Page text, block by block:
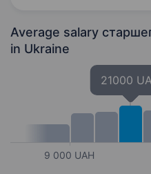
Average salary
in Ukraine
9 000 UAH
21000